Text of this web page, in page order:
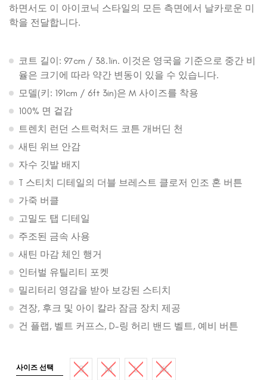
하면서도 이 아이코닉 스타일의 모든 측면에서 날카로운 미
학을 전달합니다.
코트 길이: 97cm / 38.1in. 이것은 영국을 기준으로 중간 비
율은 크기에 따라 약간 변동이 있을 수 있습니다.
모델(키: 191cm / 6ft 3in)은 M 사이즈를 착용
100% 면 겉감
트렌치 런던 스트럭처드 코튼 개버딘 천
새틴 위브 안감
자수 깃발 배지
T 스티치 디테일의 더블 브레스트 클로저 인조 혼 버튼
가죽 버클
고밀도 탭 디테일
주조된 금속 사용
새틴 마감 체인 행거
인터벌 유틸리티 포켓
밀리터리 영감을 받아 보강된 스티치
견장, 후크 및 아이 칼라 잠금 장치 제공
건 플랩, 벨트 커프스, D-링 허리 밴드 벨트, 예비 버튼
사이즈 선택 S M L XL